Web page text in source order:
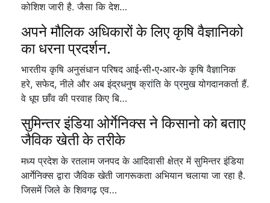
कोशिश जारी है. जैसा कि देश…
अपने मौलिक अधिकारों के लिए कृषि वैज्ञानिको
का धरना प्रदर्शन.
भारतीय कृषि अनुसंधान परिषद आई॰सी॰ए॰आर॰के कृषि वैज्ञानिक
हरे, सफेद, नीले और अब इंद्रधनुष क्रांति के प्रमुख योगदानकर्ता हैं.
वे धूप छाँव की परवाह किए बि…
सुमिन्तर इंडिया ओर्गेनिक्स ने किसानो को बताए
जैविक खेती के तरीके
मध्य प्रदेश के रतलाम जनपद के आदिवासी क्षेत्र में सुमिन्तर इंडिया
आर्गेनिक्स द्वारा जैविक खेती जागरूकता अभियान चलाया जा रहा है.
जिसमें जिले के शिवगढ़ एव…